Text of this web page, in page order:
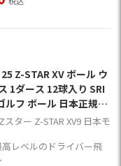
Z-STAR XV ボール ウ
1ダース 12球入り SRI
ルフ ボール 日本正規品
ター Z-STAR XV9 日本モ
レベルのドライバー飛